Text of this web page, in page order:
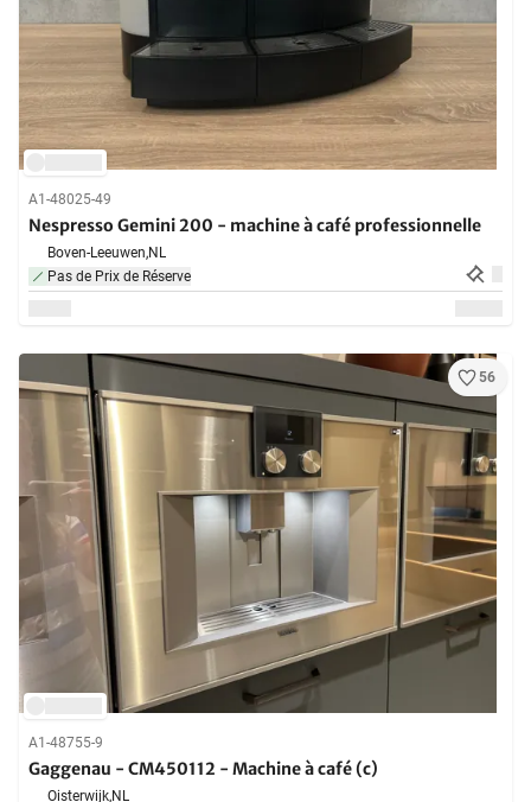
A1-48025-49
Nespresso Gemini 200 - machine à café professionnelle
Boven-Leeuwen,NL
Pas de Prix de Réserve
56
A1-48755-9
Gaggenau - CM450112 - Machine à café (c)
Oisterwijk,NL